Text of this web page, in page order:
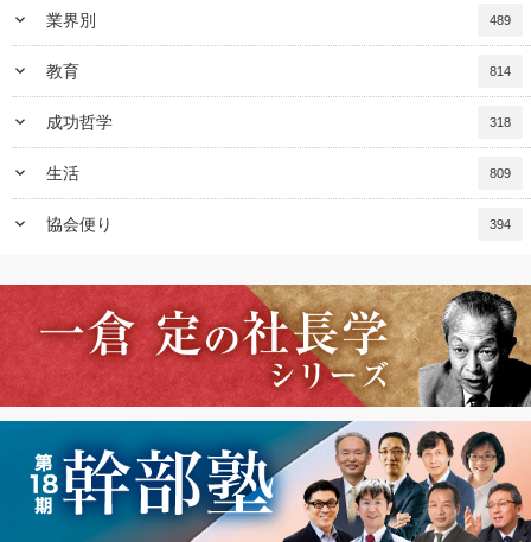
keyboard_arrow_down 業界別 489
keyboard_arrow_down 教育 814
keyboard_arrow_down 成功哲学 318
keyboard_arrow_down 生活 809
keyboard_arrow_down 協会便り 394